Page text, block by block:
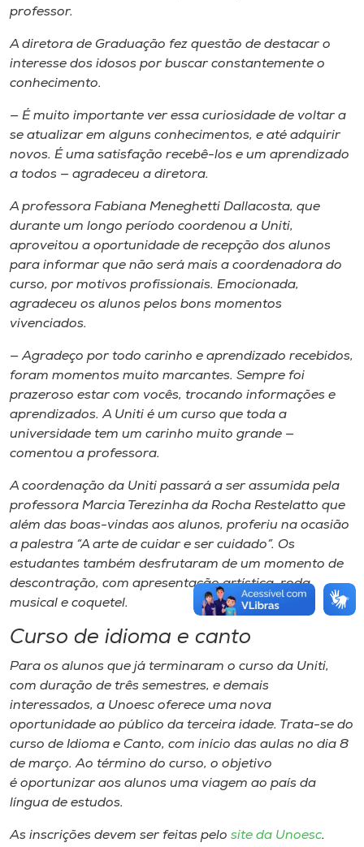
professor.
A diretora de Graduação fez questão de destacar o
interesse dos idosos por buscar constantemente o
conhecimento.
— É muito importante ver essa curiosidade de voltar a
se atualizar em alguns conhecimentos, e até adquirir
novos. É uma satisfação recebê-los e um aprendizado
a todos — agradeceu a diretora.
A professora Fabiana Meneghetti Dallacosta, que
durante um longo período coordenou a Uniti,
aproveitou a oportunidade de recepção dos alunos
para informar que não será mais a coordenadora do
curso, por motivos profissionais. Emocionada,
agradeceu os alunos pelos bons momentos
vivenciados.
— Agradeço por todo carinho e aprendizado recebidos,
foram momentos muito marcantes. Sempre foi
prazeroso estar com vocês, trocando informações e
aprendizados. A Uniti é um curso que toda a
universidade tem um carinho muito grande —
comentou a professora.
A coordenação da Uniti passará a ser assumida pela
professora Marcia Terezinha da Rocha Restelatto que
além das boas-vindas aos alunos, proferiu na ocasião
a palestra “A arte de cuidar e ser cuidado”. Os
estudantes também desfrutaram de um momento de
descontração, com apresentação artística, roda
musical e coquetel.
Curso de idioma e canto
Para os alunos que já terminaram o curso da Uniti,
com duração de três semestres, e demais
interessados, a Unoesc oferece uma nova
oportunidade ao público da terceira idade. Trata-se do
curso de Idioma e Canto, com início das aulas no dia 8
de março. Ao término do curso, o objetivo
é oportunizar aos alunos uma viagem ao país da
língua de estudos.
As inscrições devem ser feitas pelo site da Unoesc.